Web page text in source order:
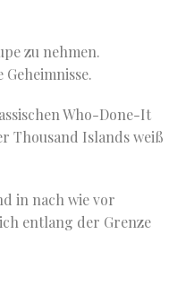
zu nehmen.
Who-Done-It
Thousand Islands weiß
in nach wie vor
entlang der Grenze